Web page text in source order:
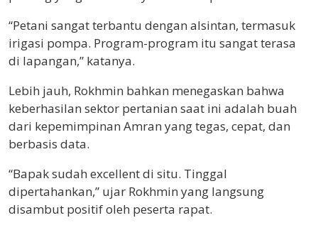
“Petani sangat terbantu dengan alsintan, termasuk
irigasi pompa. Program-program itu sangat terasa
di lapangan,” katanya.
Lebih jauh, Rokhmin bahkan menegaskan bahwa
keberhasilan sektor pertanian saat ini adalah buah
dari kepemimpinan Amran yang tegas, cepat, dan
berbasis data.
“Bapak sudah excellent di situ. Tinggal
dipertahankan,” ujar Rokhmin yang langsung
disambut positif oleh peserta rapat.